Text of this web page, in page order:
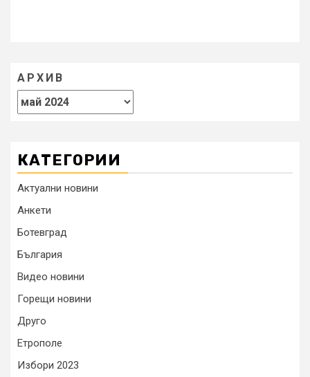
АРХИВ
КАТЕГОРИИ
Актуални новини
Анкети
Ботевград
България
Видео новини
Горещи новини
Друго
Етрополе
Избори 2023